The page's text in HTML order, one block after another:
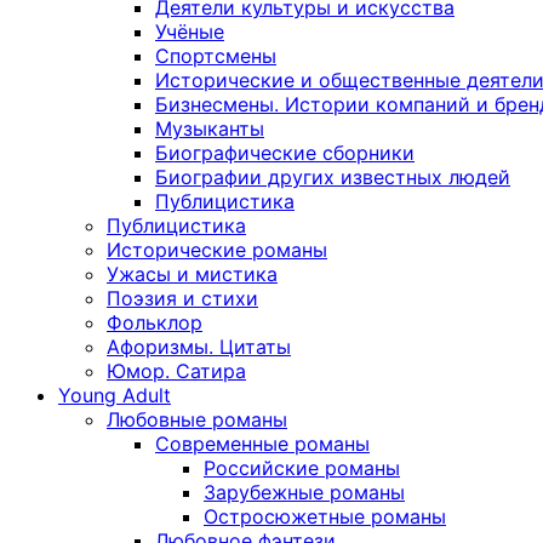
Деятели культуры и искусства
Учёные
Спортсмены
Исторические и общественные деятели
Бизнесмены. Истории компаний и
Музыканты
Биографические сборники
Биографии других известных людей
Публицистика
Публицистика
Исторические романы
Ужасы и мистика
Поэзия и стихи
Фольклор
Афоризмы. Цитаты
Юмор. Сатира
Young Adult
Любовные романы
Современные романы
Российские романы
Зарубежные романы
Остросюжетные романы